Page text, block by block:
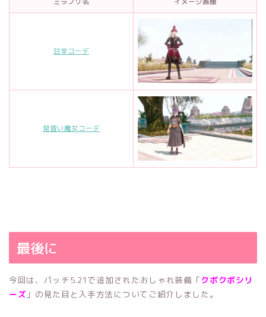
甘辛コーデ
見習い魔女コーデ
最後に
今回は、パッチ5.21で追加されたおしゃれ装備「 クポクポシリ
ーズ 」の見た目と入手方法についてご紹介しました。